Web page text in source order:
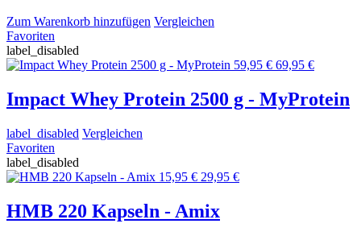
Zum Warenkorb hinzufügen Vergleichen
Favoriten
label_disabled
59,95 € 69,95 €
Impact Whey Protein 2500 g - MyProtein
label_disabled Vergleichen
Favoriten
label_disabled
15,95 € 29,95 €
HMB 220 Kapseln - Amix